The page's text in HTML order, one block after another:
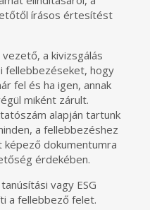
írásos értesítést
a kivizsgálás
fellebbezéseket, hogy
fel és ha igen, annak
miként zárult.
alapján tartunk
a fellebbezéshez
képező dokumentumra
érdekében.
vagy ESG
a fellebbező felet.